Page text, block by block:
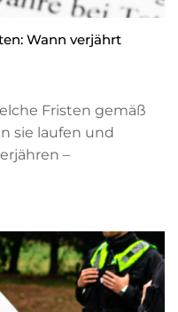
Wann verjährt
Fristen gemäß
sie laufen und
–